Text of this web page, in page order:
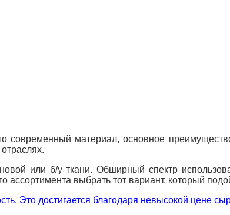
современный материал, основное
или б/у ткани. Обширный спектр
ассортимента выбрать тот вариант, который
Это достигается благодаря невысокой цене